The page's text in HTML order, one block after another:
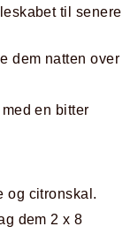
til senere
dem natten over
en bitter
citronskal.
dem 2 x 8